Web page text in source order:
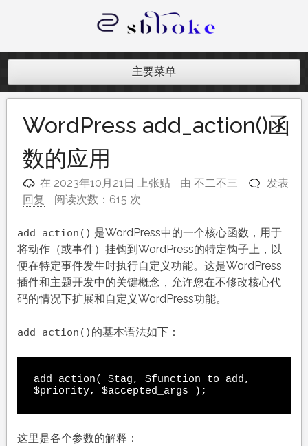
内
记录跨境电商独立站开发遇到的点点
主要菜单
WordPress add_action()函
数的应用
在 2023年10月21日 上张贴 由不二不三
发表
回复
阅读次数：615 次
add_action() 是WordPress中的一个核心函数，用于
将动作（或事件）挂钩到WordPress的特定钩子上，以
便在特定事件发生时执行自定义功能。这是WordPress
插件和主题开发中的关键概念，允许您在不修改核心代
码的情况下扩展和自定义WordPress功能。
add_action() 的基本语法如下：
add_action( $tag, $function_to_add,
这里是各个参数的解释：